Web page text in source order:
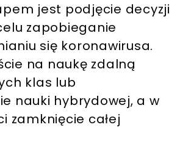
jest podjęcie decyzji
zapobieganie
się koronawirusa.
na naukę zdalną
klas lub
nauki hybrydowej, a w
zamknięcie całej